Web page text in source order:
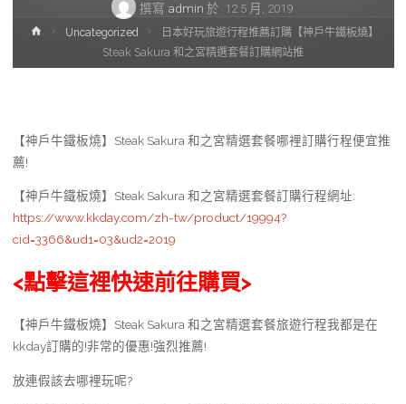
撰寫 admin 於 12 5 月, 2019
首
Uncategorized
日本好玩旅遊行程推薦訂購【神戶牛鐵板燒】
Steak Sakura 和之宮精選套餐訂購網站推
【神戶牛鐵板燒】Steak Sakura 和之宮精選套餐哪裡訂購行程便宜推
薦!
【神戶牛鐵板燒】Steak Sakura 和之宮精選套餐訂購行程網址:
https://www.kkday.com/zh-tw/product/19994?
cid=3366&ud1=03&ud2=2019
<點擊這裡快速前往購買>
【神戶牛鐵板燒】Steak Sakura 和之宮精選套餐旅遊行程我都是在
kkday訂購的!非常的優惠!強烈推薦!
放連假該去哪裡玩呢?